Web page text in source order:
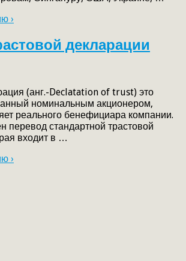
›
декларации
(анг.-Declatation of trust) это
номинальным акционером,
реального бенефициара компании.
перевод стандартной трастовой
входит в …
›